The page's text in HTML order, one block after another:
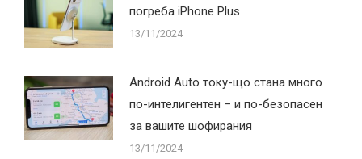
погреба iPhone Plus
13/11/2024
Android Auto току-що стана много
по-интелигентен – и по-безопасен
за вашите шофирания
13/11/2024